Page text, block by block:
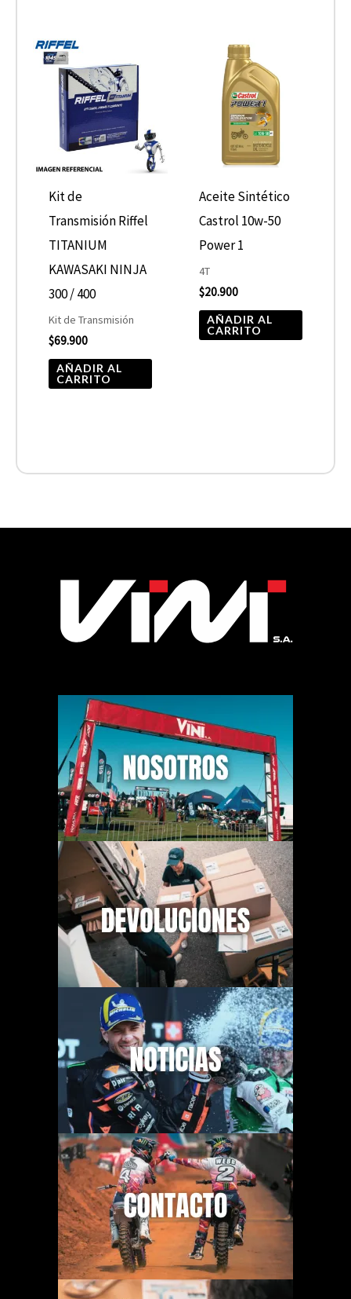
Kit de
Transmisión Riffel
TITANIUM
KAWASAKI NINJA
300 / 400
Kit de Transmisión
$69.900
AÑADIR AL
CARRITO
Aceite Sintético
Castrol 10w-50
Power 1
4T
$20.900
AÑADIR AL
CARRITO